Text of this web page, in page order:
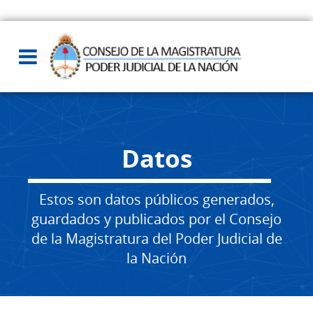
Datos
Estos son datos públicos generados,
guardados y publicados por el Consejo
de la Magistratura del Poder Judicial de
la Nación